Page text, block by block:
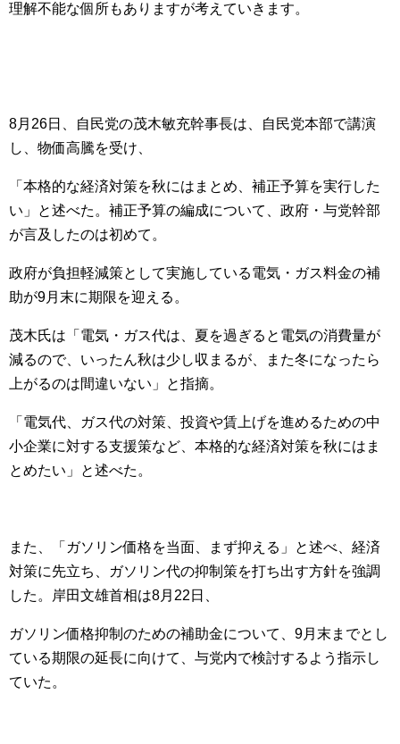
理解不能な個所もありますが考えていきます。
8月26日、自民党の茂木敏充幹事長は、自民党本部で講演
し、物価高騰を受け、
「本格的な経済対策を秋にはまとめ、補正予算を実行した
い」と述べた。補正予算の編成について、政府・与党幹部
が言及したのは初めて。
政府が負担軽減策として実施している電気・ガス料金の補
助が9月末に期限を迎える。
茂木氏は「電気・ガス代は、夏を過ぎると電気の消費量が
減るので、いったん秋は少し収まるが、また冬になったら
上がるのは間違いない」と指摘。
「電気代、ガス代の対策、投資や賃上げを進めるための中
小企業に対する支援策など、本格的な経済対策を秋にはま
とめたい」と述べた。
また、「ガソリン価格を当面、まず抑える」と述べ、経済
対策に先立ち、ガソリン代の抑制策を打ち出す方針を強調
した。岸田文雄首相は8月22日、
ガソリン価格抑制のための補助金について、9月末までとし
ている期限の延長に向けて、与党内で検討するよう指示し
ていた。